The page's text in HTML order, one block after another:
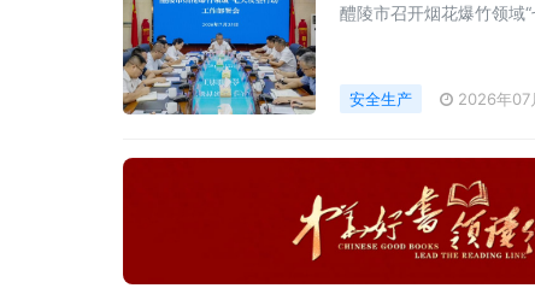
醴陵市召开烟花爆竹领域
安全生产 2026年07